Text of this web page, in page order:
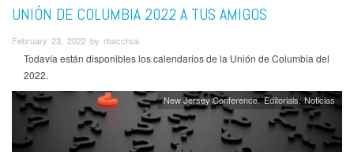
UNIÓN DE COLUMBIA 2022 A TUS AMIGOS
February 23, 2022 by rbacchus
Todavía están disponibles los calendarios de la Unión de Columbia del
2022.
New Jersey Conference Editorials Noticias